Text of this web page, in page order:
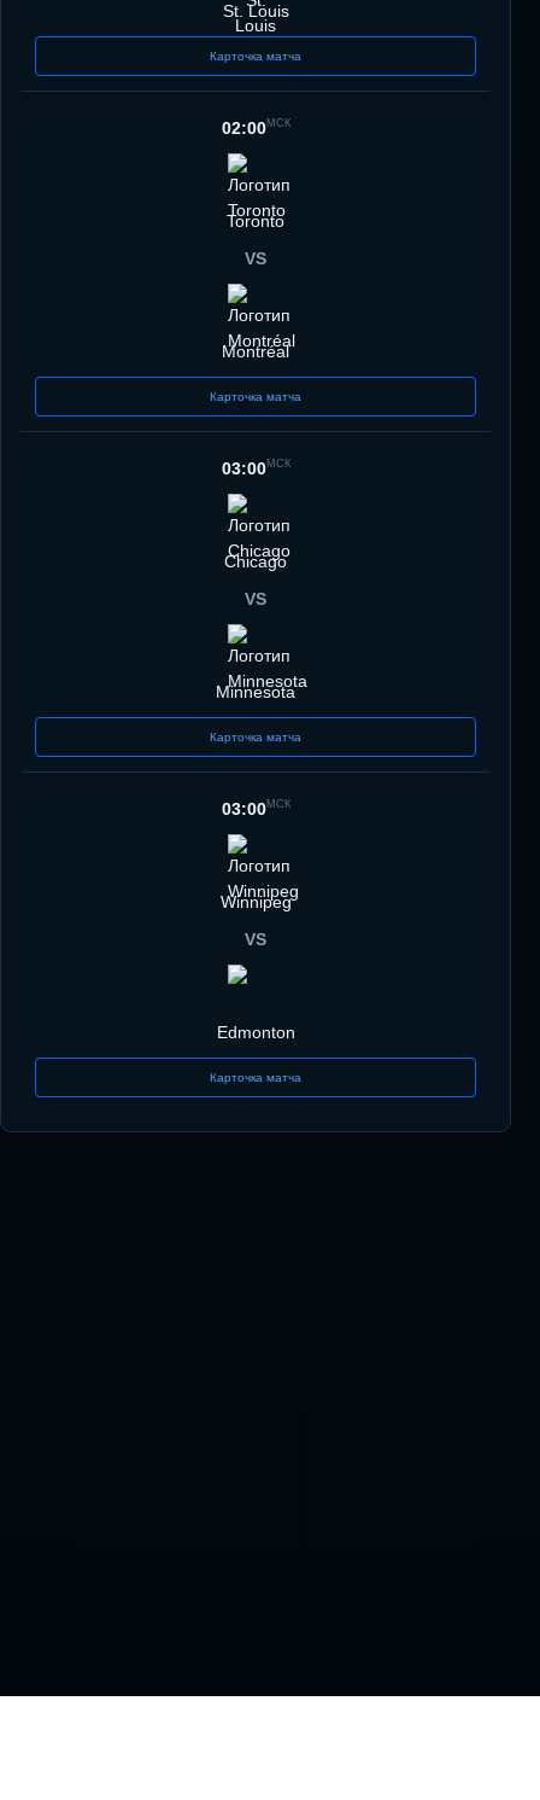
St. Louis
Карточка матча
02:00МСК
Toronto
VS
Montréal
Карточка матча
03:00МСК
Chicago
VS
Minnesota
Карточка матча
03:00МСК
Winnipeg
VS
Edmonton
Карточка матча